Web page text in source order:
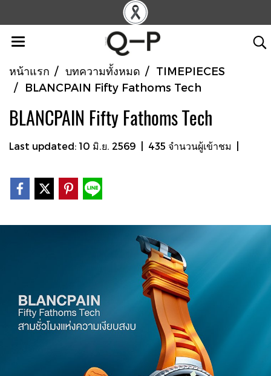
หน้าแรก บทความทั้งหมด
TIMEPIECES
BLANCPAIN Fifty Fathoms Tech
BLANCPAIN Fifty Fathoms Tech
Last updated: 10 มิ.ย. 2569 435 จำนวนผู้เข้าชม